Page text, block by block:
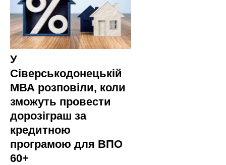
У
Сіверськодонецькій
МВА розповіли, коли
зможуть провести
дорозіграш за
кредитною
програмою для ВПО
60+